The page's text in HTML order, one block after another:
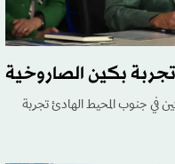
بكين الصاروخية
في جنوب المحيط الهادئ تجربة